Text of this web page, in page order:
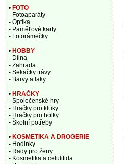
• FOTO
- Fotoaparáty
- Optika
- Paměťové karty
- Fotorámečky
• HOBBY
- Dílna
- Zahrada
- Sekačky trávy
- Barvy a laky
• HRAČKY
- Společenské hry
- Hračky pro kluky
- Hračky pro holky
- Školní potřeby
• KOSMETIKA A DROGERIE
- Hodinky
- Rady pro ženy
- Kosmetika a celulitida